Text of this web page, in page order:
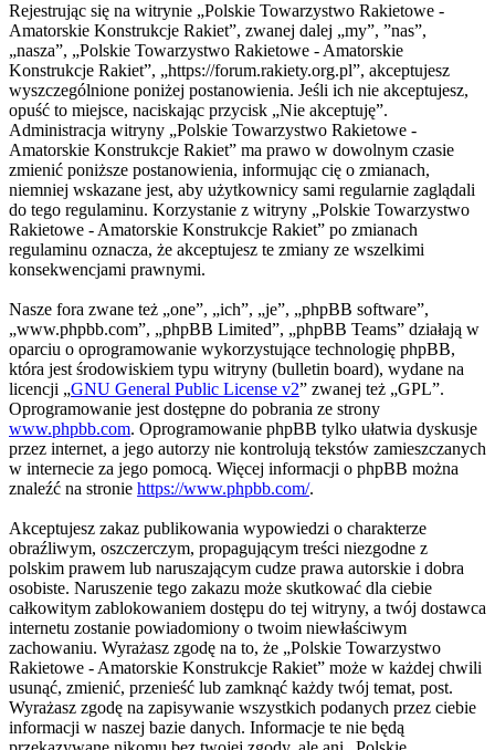
Rejestrując się na witrynie „Polskie Towarzystwo Rakietowe -
Amatorskie Konstrukcje Rakiet”, zwanej dalej „my”, ”nas”,
„nasza”, „Polskie Towarzystwo Rakietowe - Amatorskie
Konstrukcje Rakiet”, „https://forum.rakiety.org.pl”, akceptujesz
wyszczególnione poniżej postanowienia. Jeśli ich nie akceptujesz,
opuść to miejsce, naciskając przycisk „Nie akceptuję”.
Administracja witryny „Polskie Towarzystwo Rakietowe -
Amatorskie Konstrukcje Rakiet” ma prawo w dowolnym czasie
zmienić poniższe postanowienia, informując cię o zmianach,
niemniej wskazane jest, aby użytkownicy sami regularnie zaglądali
do tego regulaminu. Korzystanie z witryny „Polskie Towarzystwo
Rakietowe - Amatorskie Konstrukcje Rakiet” po zmianach
regulaminu oznacza, że akceptujesz te zmiany ze wszelkimi
konsekwencjami prawnymi.
Nasze fora zwane też „one”, „ich”, „je”, „phpBB software”,
„www.phpbb.com”, „phpBB Limited”, „phpBB Teams” działają w
oparciu o oprogramowanie wykorzystujące technologię phpBB,
która jest środowiskiem typu witryny (bulletin board), wydane na
licencji „GNU General Public License v2” zwanej też „GPL”.
Oprogramowanie jest dostępne do pobrania ze strony
www.phpbb.com. Oprogramowanie phpBB tylko ułatwia dyskusje
przez internet, a jego autorzy nie kontrolują tekstów zamieszczanych
w internecie za jego pomocą. Więcej informacji o phpBB można
znaleźć na stronie https://www.phpbb.com/.
Akceptujesz zakaz publikowania wypowiedzi o charakterze
obraźliwym, oszczerczym, propagującym treści niezgodne z
polskim prawem lub naruszającym cudze prawa autorskie i dobra
osobiste. Naruszenie tego zakazu może skutkować dla ciebie
całkowitym zablokowaniem dostępu do tej witryny, a twój dostawca
internetu zostanie powiadomiony o twoim niewłaściwym
zachowaniu. Wyrażasz zgodę na to, że „Polskie Towarzystwo
Rakietowe - Amatorskie Konstrukcje Rakiet” może w każdej chwili
usunąć, zmienić, przenieść lub zamknąć każdy twój temat, post.
Wyrażasz zgodę na zapisywanie wszystkich podanych przez ciebie
informacji w naszej bazie danych. Informacje te nie będą